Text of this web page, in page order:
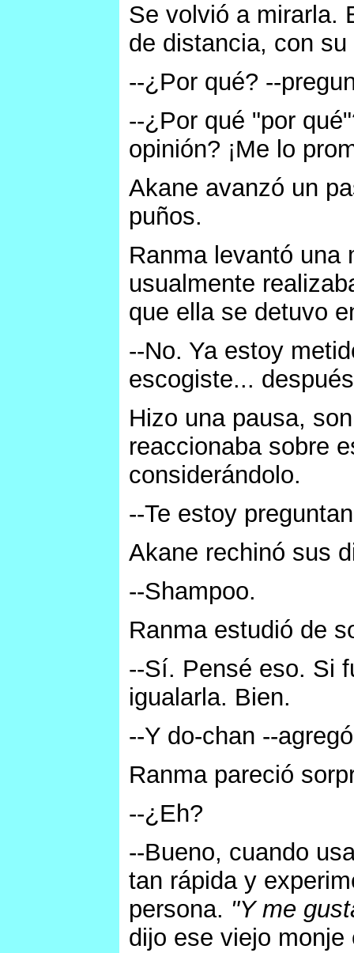
Se volvió a mirarla.
de distancia, con
--¿Por qué? --
--¿Por qué "por
opinión? ¡Me lo
Akane avanzó un
puños.
Ranma levantó una
usualmente
que ella se detuvo
--No. Ya estoy
escogiste...
Hizo una pausa,
reaccionaba sobre
considerándolo.
--Te estoy
Akane rechinó sus
--Shampoo.
Ranma estudió de
--Sí. Pensé eso. Si
igualarla. Bien.
--Y do-chan --
Ranma pareció
--¿Eh?
--Bueno, cuando
tan rápida y
persona. "Y me
dijo ese viejo